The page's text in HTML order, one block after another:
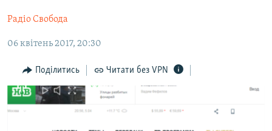
Перейти
до
ПОГЛЯД
ІНТЕРВ'Ю
ВСЕ ЗА ДЕНЬ
СПЕЦПРОЕКТИ
ЯК ОБІЙТИ БЛОКУВАННЯ
Радіо Свобода
06 квітень 2017, 20:30
Поділитись Читати без VPN